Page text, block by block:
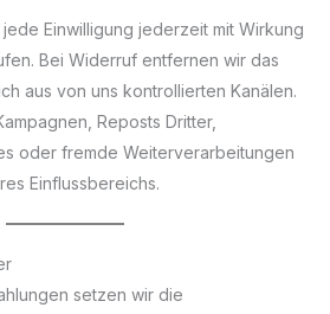
Einwilligung jederzeit mit Wirkung
Bei Widerruf entfernen wir das
aus von uns kontrollierten Kanälen.
Reposts Dritter,
oder fremde Weiterverarbeitungen
Einflussbereichs.
setzen wir die